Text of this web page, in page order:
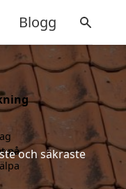
Blogg
och säkraste
på